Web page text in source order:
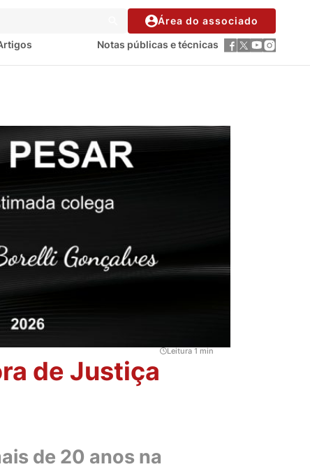
Área do associado
Notas públicas e técnicas
Leitura 1 min
de Justiça
de 20 anos na